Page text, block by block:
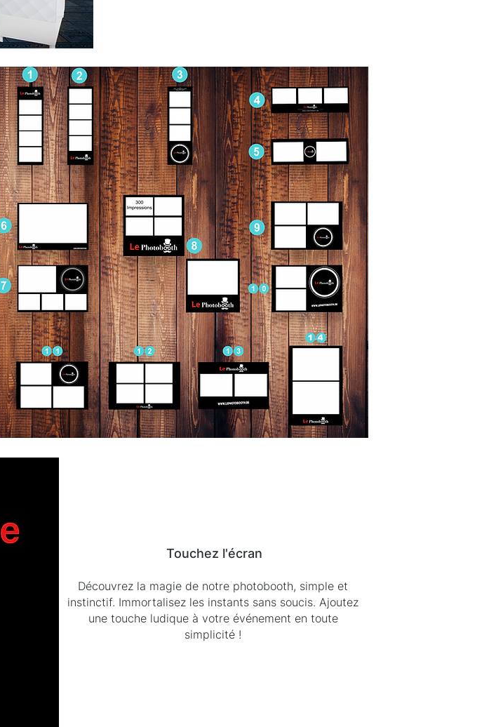
Touchez l'écran
Découvrez la magie de notre photobooth, simple et
instinctif. Immortalisez les instants sans soucis. Ajoutez
une touche ludique à votre événement en toute
simplicité !